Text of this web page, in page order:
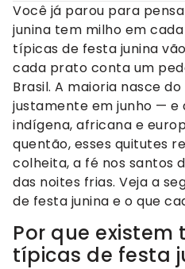
Você já parou para
junina tem milho em
típicas de festa junina
cada prato conta um
Brasil. A maioria nasce
justamente em junho — e
indígena, africana e
quentão, esses quitutes
colheita, a fé nos santos
das noites frias. Veja a
de festa junina e o que
Por que
típicas de festa